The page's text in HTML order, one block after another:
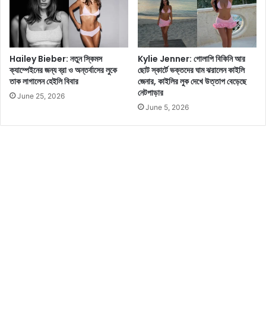
রো
টা
বা
জ
বে
!
Hailey Bieber: নতুন স্কিমস
ক্যাম্পেইনের জন্য ব্রা ও অন্তর্বাসের লুকে
তাক লাগালেন হেইলি বিবার
June 25, 2026
Kylie Jenner: গোলাপি বিকিনি আর
ছোট স্কার্টে ভক্তদের ঘাম ঝরালেন কাইলি
জেনার, কাইলির লুক দেখে উত্তাপ বেড়েছে
নেটপাড়ার
June 5, 2026